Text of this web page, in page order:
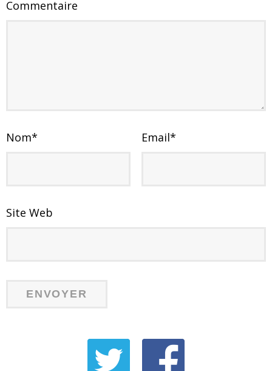
Commentaire
Nom* Email*
Site Web